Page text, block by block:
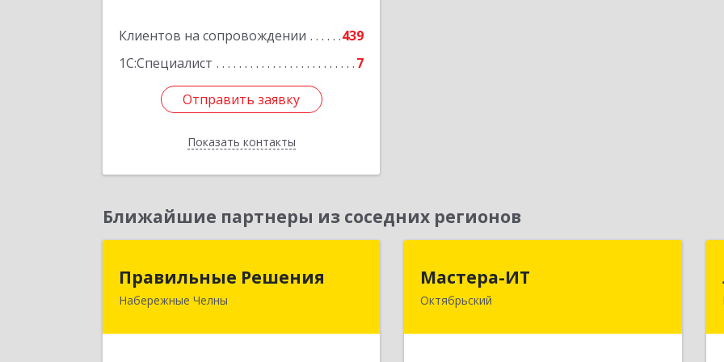
Клиентов на сопровождении
439
1С:Специалист
7
Отправить заявку
Показать контакты
Отправить заявку
Назад
Ближайшие партнеры из соседних регионов
Правильные Решения
Набережные Челны
423832, Татарстан Респ, Набережные
Мастера-ИТ
Октябрьский452607, Башкортостан Респ,